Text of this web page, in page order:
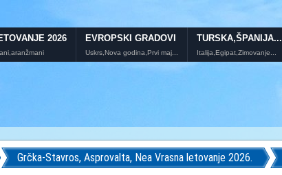
2026 EVROPSKI GRADOVI
Uskrs,Nova godina,Prvi maj...
TURSKA,ŠPANIJA...
Italija,Egipat,Zimovanje...
Grčka-Stavros, Asprovalta, Nea Vrasna letovanje 2026.